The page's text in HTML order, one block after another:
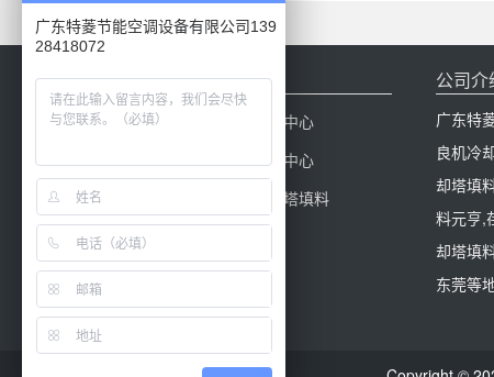
网站导航
网站首页
产品中心
新闻中心
冷却塔填料
公司介
广东特
良机冷
却塔填
料元亨,
却塔填
东莞等
广东特菱节能空调设备有限公司139
28418072